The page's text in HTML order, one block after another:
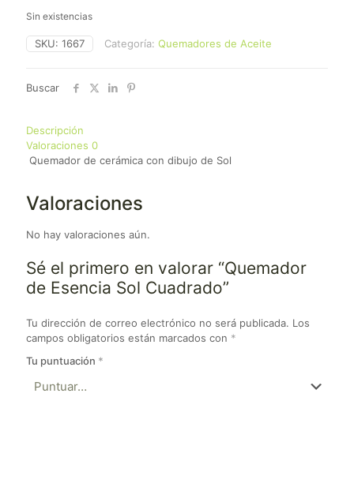
Sin existencias
SKU: 1667 Categoría: Quemadores de Aceite
Buscar
Descripción
Valoraciones 0
Quemador de cerámica con dibujo de Sol
Valoraciones
No hay valoraciones aún.
Sé el primero en valorar “Quemador
de Esencia Sol Cuadrado”
Tu dirección de correo electrónico no será publicada. Los
campos obligatorios están marcados con *
Tu puntuación *